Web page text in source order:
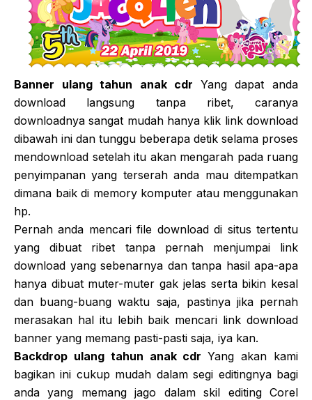
Banner ulang tahun anak cdr Yang dapat anda
download langsung tanpa ribet, caranya
downloadnya sangat mudah hanya klik link download
dibawah ini dan tunggu beberapa detik selama proses
mendownload setelah itu akan mengarah pada ruang
penyimpanan yang terserah anda mau ditempatkan
dimana baik di memory komputer atau menggunakan
hp.
Pernah anda mencari file download di situs tertentu
yang dibuat ribet tanpa pernah menjumpai link
download yang sebenarnya dan tanpa hasil apa-apa
hanya dibuat muter-muter gak jelas serta bikin kesal
dan buang-buang waktu saja, pastinya jika pernah
merasakan hal itu lebih baik mencari link download
banner yang memang pasti-pasti saja, iya kan.
Backdrop ulang tahun anak cdrYang akan kami
bagikan ini cukup mudah dalam segi editingnya bagi
anda yang memang jago dalam skil editing Corel